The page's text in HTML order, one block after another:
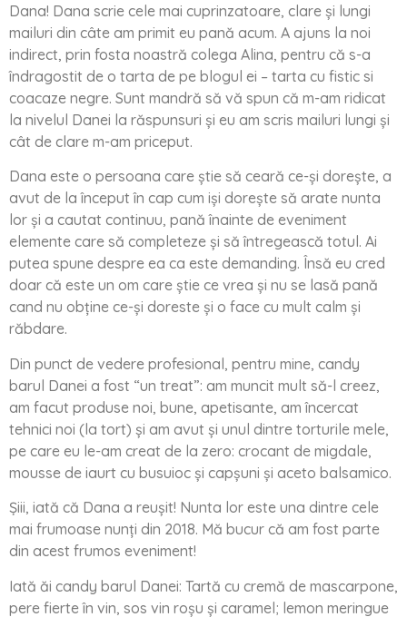
Dana! Dana scrie cele mai cuprinzatoare, clare și lungi
mailuri din câte am primit eu pană acum. A ajuns la noi
indirect, prin fosta noastră colega Alina, pentru că s-a
îndragostit de o tarta de pe blogul ei – tarta cu fistic si
coacaze negre. Sunt mandră să vă spun că m-am ridicat
la nivelul Danei la răspunsuri și eu am scris mailuri lungi și
cât de clare m-am priceput.
Dana este o persoana care știe să ceară ce-și dorește, a
avut de la început în cap cum iși dorește să arate nunta
lor și a cautat continuu, pană înainte de eveniment
elemente care să completeze și să întregească totul. Ai
putea spune despre ea ca este demanding. Însă eu cred
doar că este un om care știe ce vrea și nu se lasă pană
cand nu obține ce-și doreste și o face cu mult calm și
răbdare.
Din punct de vedere profesional, pentru mine, candy
barul Danei a fost “un treat”: am muncit mult să-l creez,
am facut produse noi, bune, apetisante, am încercat
tehnici noi (la tort) și am avut și unul dintre torturile mele,
pe care eu le-am creat de la zero: crocant de migdale,
mousse de iaurt cu busuioc și capșuni și aceto balsamico.
Șiii, iată că Dana a reușit! Nunta lor este una dintre cele
mai frumoase nunți din 2018. Mă bucur că am fost parte
din acest frumos eveniment!
Iată ăi candy barul Danei: Tartă cu cremă de mascarpone,
pere fierte în vin, sos vin roșu și caramel; lemon meringue